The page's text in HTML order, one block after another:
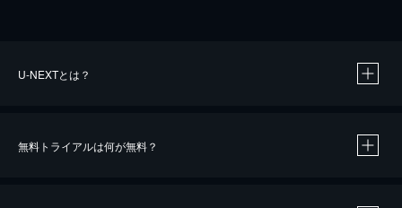
U-NEXTとは？
無料トライアルは何が無料？